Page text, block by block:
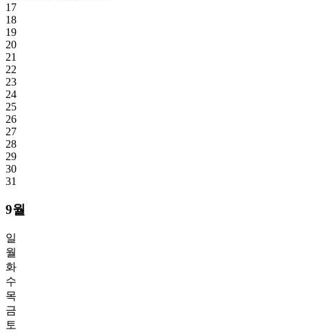
17
18
19
20
21
22
23
24
25
26
27
28
29
30
31
9월
일
월
화
수
목
금
토